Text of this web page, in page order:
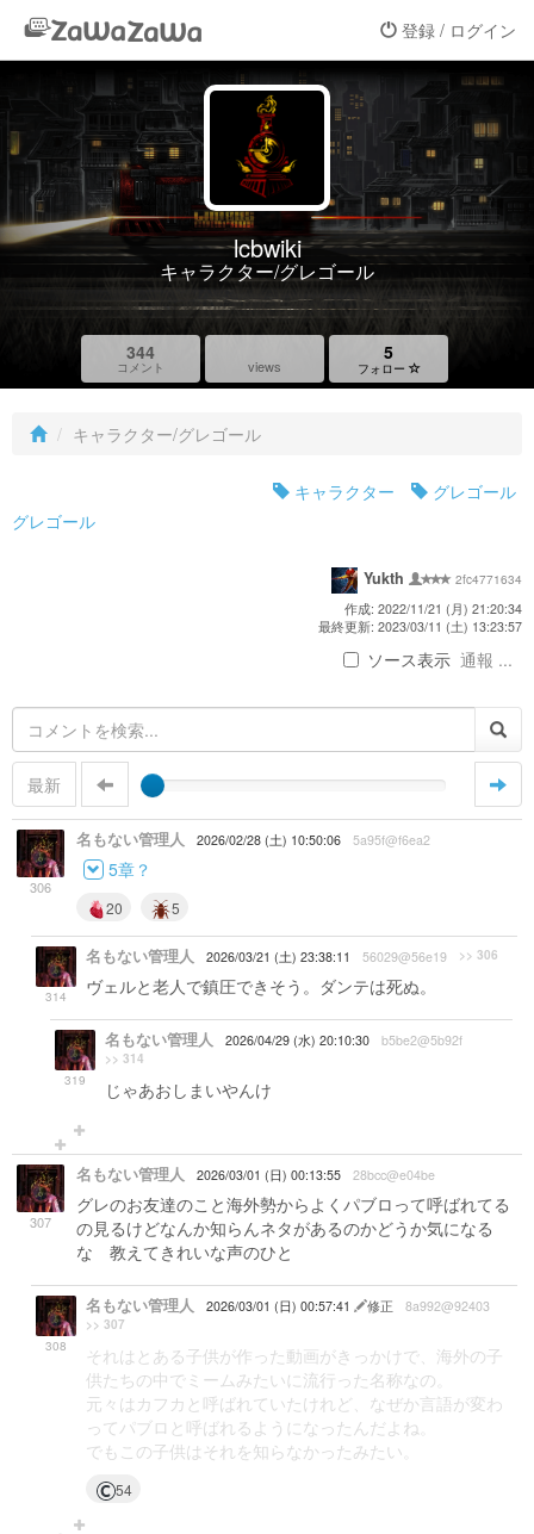
登録 / ログイン
lcbwiki
キャラクター/グレゴール
344
コメント views
5
フォロー
キャラクター/グレゴール
キャラクター
グレゴール
グレゴール
Yukth
2fc4771634
作成: 2022/11/21 (月) 21:20:34
最終更新: 2023/03/11 (土) 13:23:57
ソース表示 通報 ...
最新
306
名もない管理人 2026/02/28 (土) 10:50:06 5a95f@f6ea2
5章？
20 5
314
名もない管理人 2026/03/21 (土) 23:38:11 56029@56e19 >> 306
ヴェルと老人で鎮圧できそう。ダンテは死ぬ。
319
名もない管理人 2026/04/29 (水) 20:10:30 b5be2@5b92f
>> 314
じゃあおしまいやんけ
307
名もない管理人 2026/03/01 (日) 00:13:55 28bcc@e04be
グレのお友達のこと海外勢からよくパブロって呼ばれてる
の見るけどなんか知らんネタがあるのかどうか気になる
な 教えてきれいな声のひと
308
名もない管理人 2026/03/01 (日) 00:57:41 修正 8a992@92403
>> 307
それはとある子供が作った動画がきっかけで、海外の子
供たちの中でミームみたいに流行った名称なの。
元々はカフカと呼ばれていたけれど、なぜか言語が変わ
ってパブロと呼ばれるようになったんだよね。
でもこの子供はそれを知らなかったみたい。
54